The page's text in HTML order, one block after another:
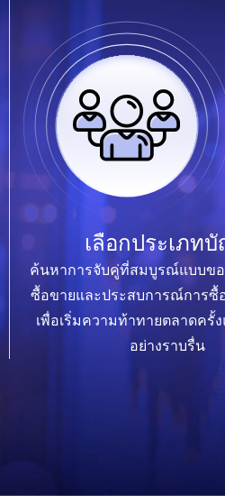
เลือกประเภท
ค้นหาการจับคู่ที่สมบูรณ์แบบขอ
ซื้อขายและประสบการณ์การ
เพื่อเริ่มความท้าทายตลาดครั้
อย่างราบรื่น